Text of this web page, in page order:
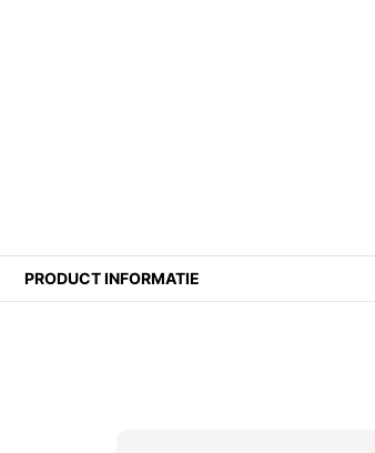
PRODUCT INFORMATIE